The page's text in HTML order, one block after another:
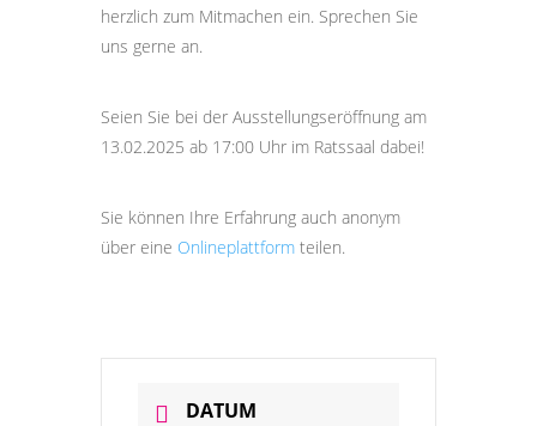
herzlich zum Mitmachen ein. Sprechen Sie
uns gerne an.
Seien Sie bei der Ausstellungseröffnung am
13.02.2025 ab 17:00 Uhr im Ratssaal dabei!
Sie können Ihre Erfahrung auch anonym
über eine Onlineplattform teilen.
DATUM